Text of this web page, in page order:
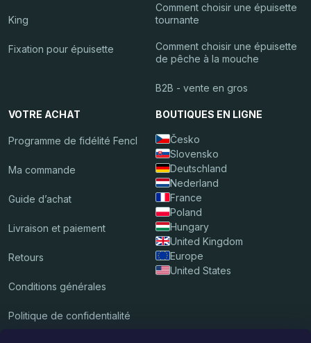
King
Fixation pour épuisette
Comment choisir une épuisette
tournante
Comment choisir une épuisette
de pêche à la mouche
B2B - vente en gros
VOTRE ACHAT
Programme de fidélité Fencl
Ma commande
Guide d’achat
Livraison et paiement
Retours
Conditions générales
Politique de confidentialité
BOUTIQUES EN LIGNE
Česko
Slovensko
Deutschland
Nederland
France
Poland
Hungary
United Kingdom
Europe
United States